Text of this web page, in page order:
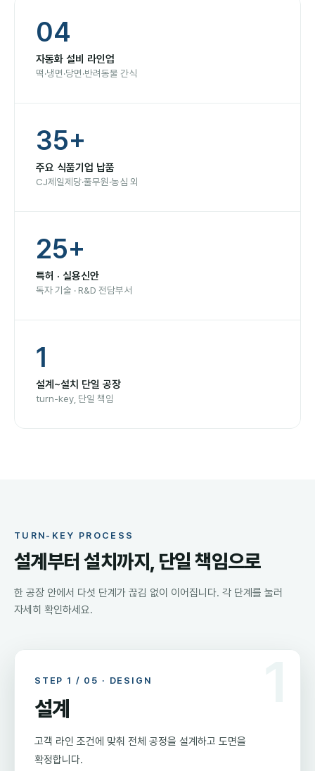
04
자동화 설비 라인업
떡·냉면·당면·반려동물 간식
35+
주요 식품기업 납품
CJ제일제당·풀무원·농심 외
25+
특허 · 실용신안
독자 기술 · R&D 전담부서
1
설계~설치 단일 공장
turn-key, 단일 책임
TURN-KEY PROCESS
설계부터 설치까지, 단일 책임으로
한 공장 안에서 다섯 단계가 끊김 없이 이어집니다. 각 단계를 눌러
자세히 확인하세요.
STEP 1 / 05 · DESIGN
설계
고객 라인 조건에 맞춰 전체 공정을 설계하고 도면을
확정합니다.
STEP 2 / 05 ·MACHINING
가공
자체 공장에서 부품을 정밀 가공해 라인 품질의 기준을
확보합니다.